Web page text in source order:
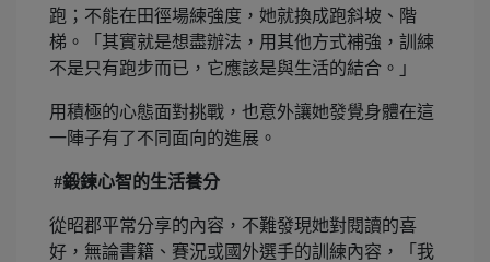
跑；不能在田徑場練強度，她就換成跑斜坡、階
梯。「其實就是想盡辦法，用其他方式補強，訓練
不是只有跑步而已，它應該是與生活的結合。」
用積極的心態面對挑戰，也意外讓她發覺身體在這
一陣子有了不同面向的進展。
#鍛鍊心智的生活養分
從昭郡平常分享的內容，不難發現她對閱讀的喜
好，無論書籍、賽況或國外選手的訓練內容，「我